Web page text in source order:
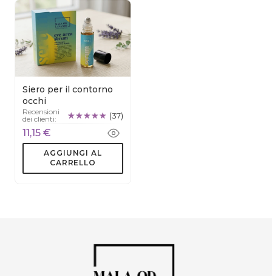
Siero per il contorno
occhi
Recensioni
dei clienti:
(37)
11,15 €
AGGIUNGI AL
CARRELLO